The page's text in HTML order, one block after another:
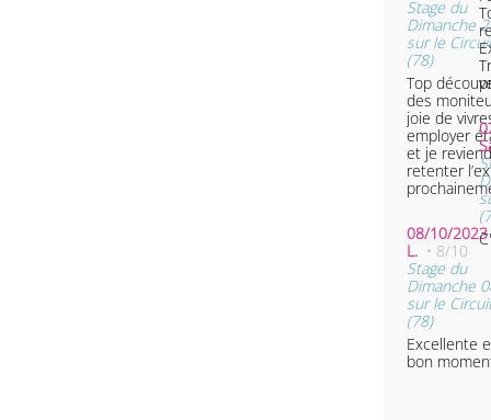
Stage du
Dimanche
sur le
(78)
Top
des
joie de
employer
et je
retenter
08/10/2023
L. • 8/10
Stage du
Dimanche
sur le
(78)
Excellente
bon